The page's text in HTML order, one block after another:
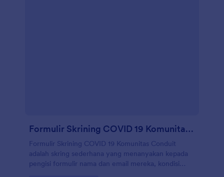
Formulir Skrining COVID 19 Komunitas Conduit
Formulir Skrining COVID 19 Komunitas Conduit
adalah skring sederhana yang menanyakan kepada
pengisi formulir nama dan email mereka, kondisi